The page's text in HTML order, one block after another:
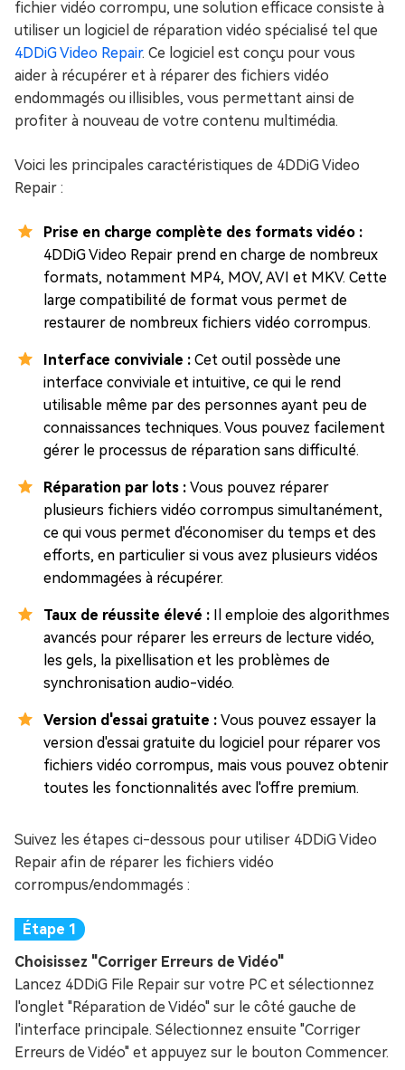
fichier vidéo corrompu, une solution efficace consiste à
utiliser un logiciel de réparation vidéo spécialisé tel que
4DDiG Video Repair. Ce logiciel est conçu pour vous
aider à récupérer et à réparer des fichiers vidéo
endommagés ou illisibles, vous permettant ainsi de
profiter à nouveau de votre contenu multimédia.
Voici les principales caractéristiques de 4DDiG Video
Repair :
Prise en charge complète des formats vidéo :
4DDiG Video Repair prend en charge de nombreux
formats, notamment MP4, MOV, AVI et MKV. Cette
large compatibilité de format vous permet de
restaurer de nombreux fichiers vidéo corrompus.
Interface conviviale : Cet outil possède une
interface conviviale et intuitive, ce qui le rend
utilisable même par des personnes ayant peu de
connaissances techniques. Vous pouvez facilement
gérer le processus de réparation sans difficulté.
Réparation par lots : Vous pouvez réparer
plusieurs fichiers vidéo corrompus simultanément,
ce qui vous permet d'économiser du temps et des
efforts, en particulier si vous avez plusieurs vidéos
endommagées à récupérer.
Taux de réussite élevé : Il emploie des algorithmes
avancés pour réparer les erreurs de lecture vidéo,
les gels, la pixellisation et les problèmes de
synchronisation audio-vidéo.
Version d'essai gratuite : Vous pouvez essayer la
version d'essai gratuite du logiciel pour réparer vos
fichiers vidéo corrompus, mais vous pouvez obtenir
toutes les fonctionnalités avec l'offre premium.
Suivez les étapes ci-dessous pour utiliser 4DDiG Video
Repair afin de réparer les fichiers vidéo
corrompus/endommagés :
Choisissez "Corriger Erreurs de Vidéo"
Lancez 4DDiG File Repair sur votre PC et sélectionnez
l'onglet "Réparation de Vidéo" sur le côté gauche de
l'interface principale. Sélectionnez ensuite "Corriger
Erreurs de Vidéo" et appuyez sur le bouton Commencer.